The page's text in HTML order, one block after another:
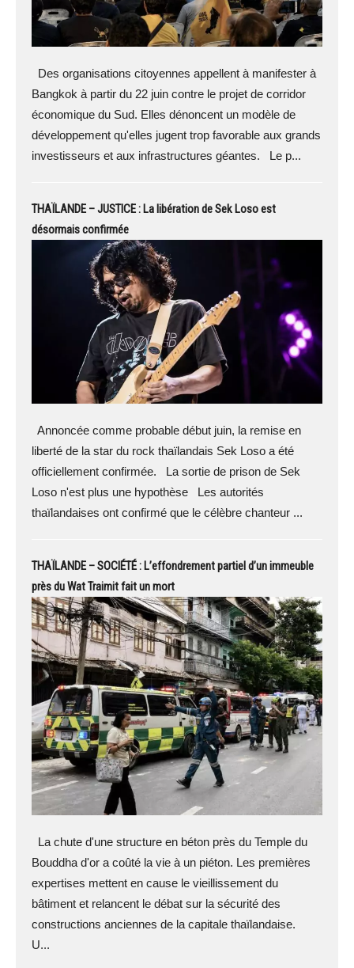
Des organisations citoyennes appellent à manifester à
Bangkok à partir du 22 juin contre le projet de corridor
économique du Sud. Elles dénoncent un modèle de
développement qu'elles jugent trop favorable aux grands
investisseurs et aux infrastructures géantes. Le p...
THAÏLANDE – JUSTICE : La libération de Sek Loso est
désormais confirmée
Annoncée comme probable début juin, la remise en
liberté de la star du rock thaïlandais Sek Loso a été
officiellement confirmée. La sortie de prison de Sek
Loso n'est plus une hypothèse Les autorités
thaïlandaises ont confirmé que le célèbre chanteur ...
THAÏLANDE – SOCIÉTÉ : L’effondrement partiel d’un immeuble
près du Wat Traimit fait un mort
La chute d'une structure en béton près du Temple du
Bouddha d'or a coûté la vie à un piéton. Les premières
expertises mettent en cause le vieillissement du
bâtiment et relancent le débat sur la sécurité des
constructions anciennes de la capitale thaïlandaise.
U...